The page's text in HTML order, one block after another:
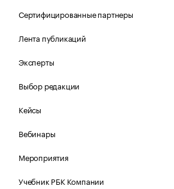
Сертифицированные партнеры
Лента публикаций
Эксперты
Выбор редакции
Кейсы
Вебинары
Мероприятия
Учебник РБК Компании